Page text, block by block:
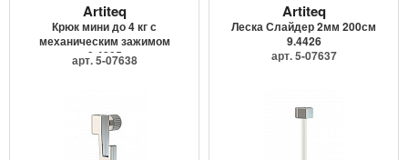
Artiteq
Крюк мини до 4 кг с
механическим зажимом
9.4205
арт. 5-07638
Artiteq
Леска Слайдер 2мм 200см
9.4426
арт. 5-07637